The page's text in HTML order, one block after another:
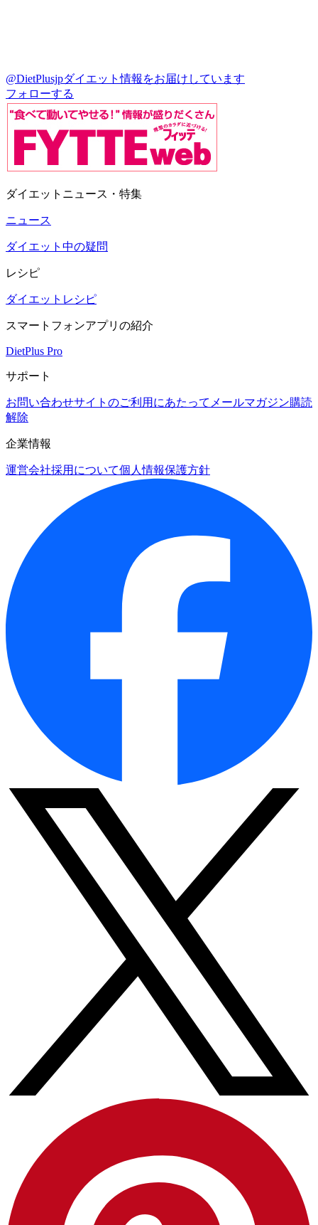
@DietPlusjpダイエット情報をお届けしています
フォローする
ダイエットニュース・特集
ニュース
ダイエット中の疑問
レシピ
ダイエットレシピ
スマートフォンアプリの紹介
DietPlus Pro
サポート
お問い合わせサイトのご利用にあたって メールマガジン購読
解除
企業情報
運営会社採用について個人情報保護方針